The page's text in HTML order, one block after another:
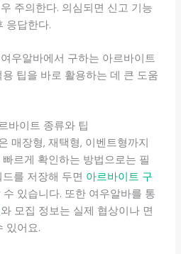
주의한다. 의심되면 신고 기능
응답한다.
우알바에서 구하는 아르바이트
팁을 바로 활용하는 데 큰 도움
바이트 종류와 팁
매장형, 재택형, 이벤트형까지
르게 확인하는 방법으로는 필
를 저장해 두면 아르바이트 구
있습니다. 또한 여우알바를 통
와 모집 정보는 실제 협상이나 면
있어요.